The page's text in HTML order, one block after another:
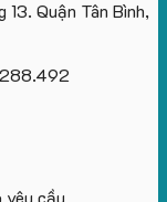
Quận Tân Bình,